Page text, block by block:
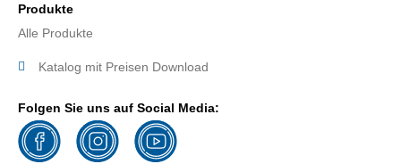
Produkte
Alle Produkte
Katalog mit Preisen Download
Folgen Sie uns auf Social Media: